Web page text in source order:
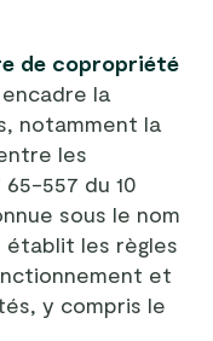
de copropriété
la
notamment la
les
557 du 10
sous le nom
les règles
et
y compris le